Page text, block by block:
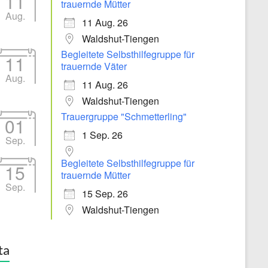
Aug.
trauernde Mütter
11 Aug. 26
Waldshut-Tiengen
11
Aug.
Begleitete Selbsthilfegruppe für
trauernde Väter
11 Aug. 26
Waldshut-Tiengen
01
Sep.
Trauergruppe "Schmetterling"
1 Sep. 26
15
Sep.
Begleitete Selbsthilfegruppe für
trauernde Mütter
15 Sep. 26
Waldshut-Tiengen